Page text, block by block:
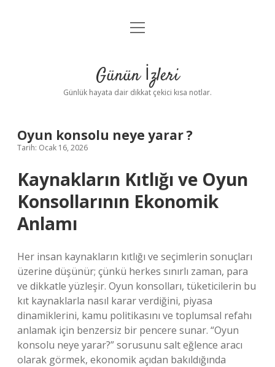
Anasayfa
Yasal Uyarı
menüyü
Günün İzleri
Günlük hayata dair dikkat çekici kısa notlar.
Oyun konsolu neye yarar ?
Tarih: Ocak 16, 2026
Kaynakların Kıtlığı ve Oyun
Konsollarının Ekonomik
Anlamı
Her insan kaynakların kıtlığı ve seçimlerin sonuçları
üzerine düşünür; çünkü herkes sınırlı zaman, para
ve dikkatle yüzleşir. Oyun konsolları, tüketicilerin bu
kıt kaynaklarla nasıl karar verdiğini, piyasa
dinamiklerini, kamu politikasını ve toplumsal refahı
anlamak için benzersiz bir pencere sunar. “Oyun
konsolu neye yarar?” sorusunu salt eğlence aracı
olarak görmek, ekonomik açıdan bakıldığında